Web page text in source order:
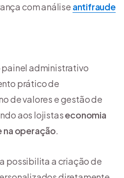
com análise antifraude
painel administrativo
prático de
de valores e gestão de
aos lojistaseconomia
na operação.
possibilita a criação de